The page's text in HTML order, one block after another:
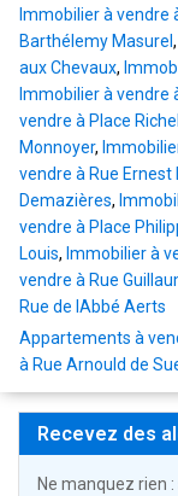
Immobilier à vendre
Barthélemy Masurel ,
aux Chevaux,
Immobilier à vendre
vendre à Place
Monnoyer,
vendre à Rue Ernest
Demazières,
vendre à Place
Louis, Immobilier à
vendre à Rue
Rue de lAbbé Aerts
Appartements à
à Rue Arnould de
Recevez des
Ne manquez rien